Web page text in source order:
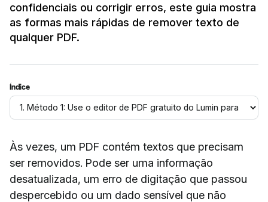
confidenciais ou corrigir erros, este guia mostra
as formas mais rápidas de remover texto de
qualquer PDF.
Índice
Às vezes, um PDF contém textos que precisam
ser removidos. Pode ser uma informação
desatualizada, um erro de digitação que passou
despercebido ou um dado sensível que não